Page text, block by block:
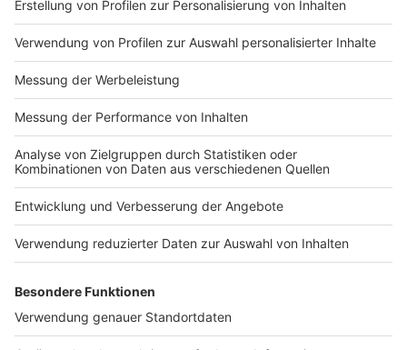
Impressum
Nutzungsbedingungen
Jobs
Presse
Werben
Archiv
ANTENNE BAYERN GROUP
Kontakt
Studio-Hotline
Verkehrs-Hotline
Newsletter